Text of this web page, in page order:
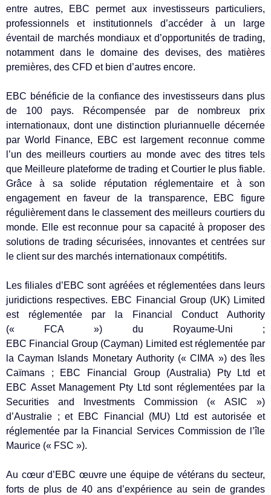
entre autres, EBC permet aux investisseurs particuliers,
professionnels et institutionnels d’accéder à un large
éventail de marchés mondiaux et d’opportunités de trading,
notamment dans le domaine des devises, des matières
premières, des CFD et bien d’autres encore.
EBC bénéficie de la confiance des investisseurs dans plus
de 100 pays. Récompensée par de nombreux prix
internationaux, dont une distinction pluriannuelle décernée
par World Finance, EBC est largement reconnue comme
l’un des meilleurs courtiers au monde avec des titres tels
que Meilleure plateforme de trading et Courtier le plus fiable.
Grâce à sa solide réputation réglementaire et à son
engagement en faveur de la transparence, EBC figure
régulièrement dans le classement des meilleurs courtiers du
monde. Elle est reconnue pour sa capacité à proposer des
solutions de trading sécurisées, innovantes et centrées sur
le client sur des marchés internationaux compétitifs.
Les filiales d’EBC sont agréées et réglementées dans leurs
juridictions respectives. EBC Financial Group (UK) Limited
est réglementée par la Financial Conduct Authority
(« FCA ») du Royaume-Uni ;
EBC Financial Group (Cayman) Limited est réglementée par
la Cayman Islands Monetary Authority (« CIMA ») des îles
Caïmans ; EBC Financial Group (Australia) Pty Ltd et
EBC Asset Management Pty Ltd sont réglementées par la
Securities and Investments Commission (« ASIC »)
d’Australie ; et EBC Financial (MU) Ltd est autorisée et
réglementée par la Financial Services Commission de l’île
Maurice (« FSC »).
Au cœur d’EBC œuvre une équipe de vétérans du secteur,
forts de plus de 40 ans d’expérience au sein de grandes